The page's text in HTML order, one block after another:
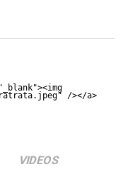
/></a>
VIDEOS